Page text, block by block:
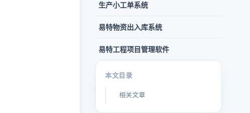
生产小工单系统
易特物资出入库系统
易特工程项目管理软件
本文目录
相关文章